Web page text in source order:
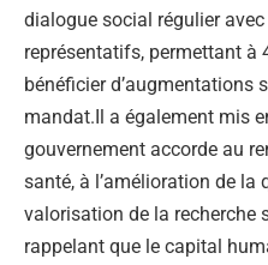
dialogue social régulier
représentatifs, permettant à
bénéficier d’augmentations
mandat.Il a également mis
gouvernement accorde au
santé, à l’amélioration de la
valorisation de la recherche
rappelant que le capital